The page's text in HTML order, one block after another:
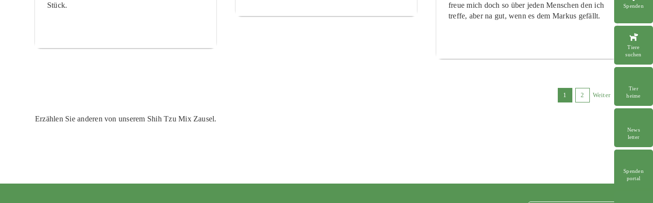
Spenden
Tiere
suchen
Tier
heime
News
letter
Spenden
portal
Stück.
freue mich doch so über jeden Menschen den ich
treffe, aber na gut, wenn es dem Markus gefällt.
1 2 Weiter
Erzählen Sie anderen von unserem Shih Tzu Mix Zausel.